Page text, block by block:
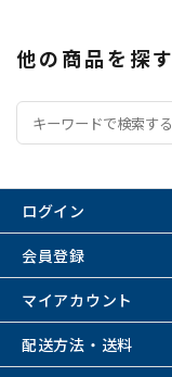
他の商品を探す
ログイン
会員登録
マイアカウント
配送方法・送料